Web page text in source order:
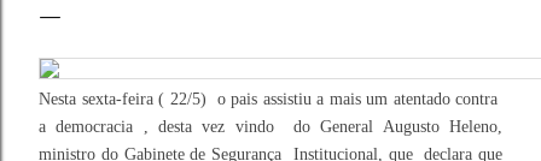
Nesta sexta-feira ( 22/5) o pais assistiu a mais um atentado contra
a democracia , desta vez vindo do General Augusto Heleno,
ministro do Gabinete de Segurança Institucional, que declara que